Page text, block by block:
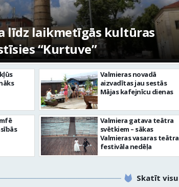
notikumiem
743. dzimšanas diena
Valmieras novadā
aizvadītas jau sestās
Mājas kafejnīcu dienas
Valmiera gatava teātra
svētkiem – sākas
Valmieras vasaras teātra
festivāla nedēļa
Skatīt visu